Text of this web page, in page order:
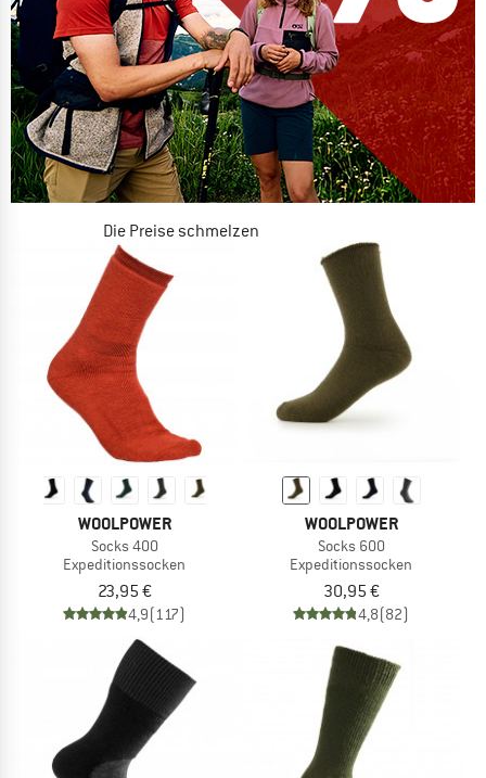
Die Preise schmelzen
JETZT BIS ZU 50% RABATT
ZUM SOMMER SALE
WOOLPOWER
Socks 400
Expeditionssocken
23,95 €
4,9(117)
WOOLPOWER
Socks 600
Expeditionssocken
30,95 €
4,8(82)